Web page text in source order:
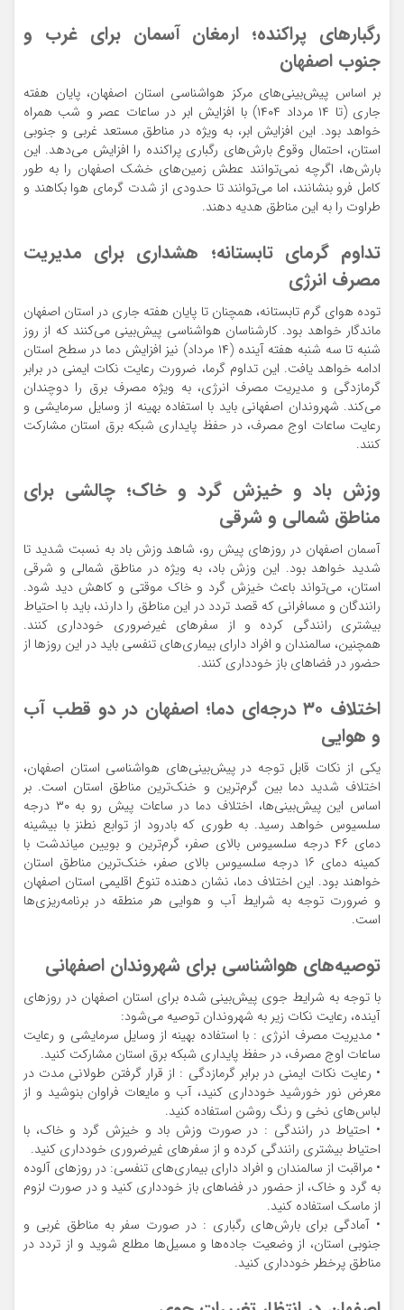
رگبارهای پراکنده؛ ارمغان آسمان برای غرب و
جنوب اصفهان
بر اساس پیش‌بینی‌های مرکز هواشناسی استان اصفهان، پایان هفته
جاری (تا ۱۴ مرداد ۱۴۰۴) با افزایش ابر در ساعات عصر و شب همراه
خواهد بود. این افزایش ابر، به ویژه در مناطق مستعد غربی و جنوبی
استان، احتمال وقوع بارش‌های رگباری پراکنده را افزایش می‌دهد. این
بارش‌ها، اگرچه نمی‌توانند عطش زمین‌های خشک اصفهان را به طور
کامل فرو بنشانند، اما می‌توانند تا حدودی از شدت گرمای هوا بکاهند و
طراوت را به این مناطق هدیه دهند.
تداوم گرمای تابستانه؛ هشداری برای مدیریت
مصرف انرژی
توده هوای گرم تابستانه، همچنان تا پایان هفته جاری در استان اصفهان
ماندگار خواهد بود. کارشناسان هواشناسی پیش‌بینی می‌کنند که از روز
شنبه تا سه شنبه هفته آینده (۱۴ مرداد) نیز افزایش دما در سطح استان
ادامه خواهد یافت. این تداوم گرما، ضرورت رعایت نکات ایمنی در برابر
گرمازدگی و مدیریت مصرف انرژی، به ویژه مصرف برق را دوچندان
می‌کند. شهروندان اصفهانی باید با استفاده بهینه از وسایل سرمایشی و
رعایت ساعات اوج مصرف، در حفظ پایداری شبکه برق استان مشارکت
کنند.
وزش باد و خیزش گرد و خاک؛ چالشی برای
مناطق شمالی و شرقی
آسمان اصفهان در روزهای پیش رو، شاهد وزش باد به نسبت شدید تا
شدید خواهد بود. این وزش باد، به ویژه در مناطق شمالی و شرقی
استان، می‌تواند باعث خیزش گرد و خاک موقتی و کاهش دید شود.
رانندگان و مسافرانی که قصد تردد در این مناطق را دارند، باید با احتیاط
بیشتری رانندگی کرده و از سفرهای غیرضروری خودداری کنند.
همچنین، سالمندان و افراد دارای بیماری‌های تنفسی باید در این روزها از
حضور در فضاهای باز خودداری کنند.
اختلاف ۳۰ درجه‌ای دما؛ اصفهان در دو قطب آب
و هوایی
یکی از نکات قابل توجه در پیش‌بینی‌های هواشناسی استان اصفهان،
اختلاف شدید دما بین گرم‌ترین و خنک‌ترین مناطق استان است. بر
اساس این پیش‌بینی‌ها، اختلاف دما در ساعات پیش رو به ۳۰ درجه
سلسیوس خواهد رسید. به طوری که بادرود از توابع نطنز با بیشینه
دمای ۴۶ درجه سلسیوس بالای صفر، گرم‌ترین و بویین میاندشت با
کمینه دمای ۱۶ درجه سلسیوس بالای صفر، خنک‌ترین مناطق استان
خواهند بود. این اختلاف دما، نشان دهنده تنوع اقلیمی استان اصفهان
و ضرورت توجه به شرایط آب و هوایی هر منطقه در برنامه‌ریزی‌ها
است.
توصیه‌های هواشناسی برای شهروندان اصفهانی
با توجه به شرایط جوی پیش‌بینی شده برای استان اصفهان در روزهای
آینده، رعایت نکات زیر به شهروندان توصیه می‌شود:
• مدیریت مصرف انرژی : با استفاده بهینه از وسایل سرمایشی و رعایت
ساعات اوج مصرف، در حفظ پایداری شبکه برق استان مشارکت کنید.
• رعایت نکات ایمنی در برابر گرمازدگی : از قرار گرفتن طولانی مدت در
معرض نور خورشید خودداری کنید، آب و مایعات فراوان بنوشید و از
لباس‌های نخی و رنگ روشن استفاده کنید.
• احتیاط در رانندگی : در صورت وزش باد و خیزش گرد و خاک، با
احتیاط بیشتری رانندگی کرده و از سفرهای غیرضروری خودداری کنید.
• مراقبت از سالمندان و افراد دارای بیماری‌های تنفسی: در روزهای آلوده
به گرد و خاک، از حضور در فضاهای باز خودداری کنید و در صورت لزوم
از ماسک استفاده کنید.
• آمادگی برای بارش‌های رگباری : در صورت سفر به مناطق غربی و
جنوبی استان، از وضعیت جاده‌ها و مسیل‌ها مطلع شوید و از تردد در
مناطق پرخطر خودداری کنید.